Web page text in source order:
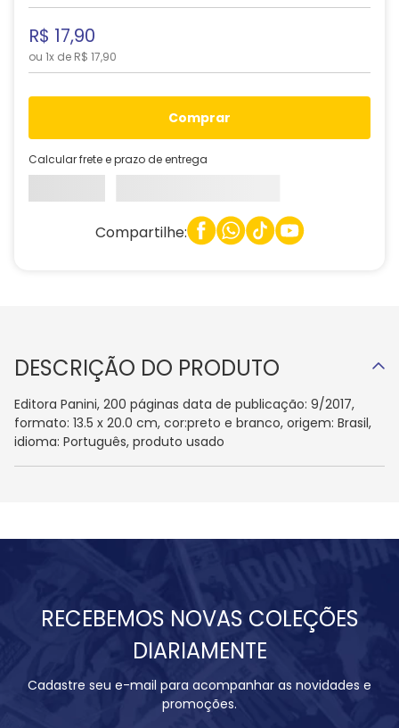
R$ 17,90
ou 1x de R$ 17,90
comprar
Calcular frete e prazo de entrega
Compartilhe:
DESCRIÇÃO DO PRODUTO
Editora Panini, 200 páginas data de publicação: 9/2017,
formato: 13.5 x 20.0 cm, cor:preto e branco, origem: Brasil,
idioma: Português, produto usado
RECEBEMOS NOVAS COLEÇÕES
DIARIAMENTE
Cadastre seu e-mail para acompanhar as novidades e
promoções.